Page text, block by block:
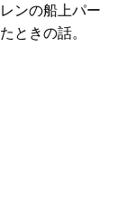
ンの船上パー
ときの話。